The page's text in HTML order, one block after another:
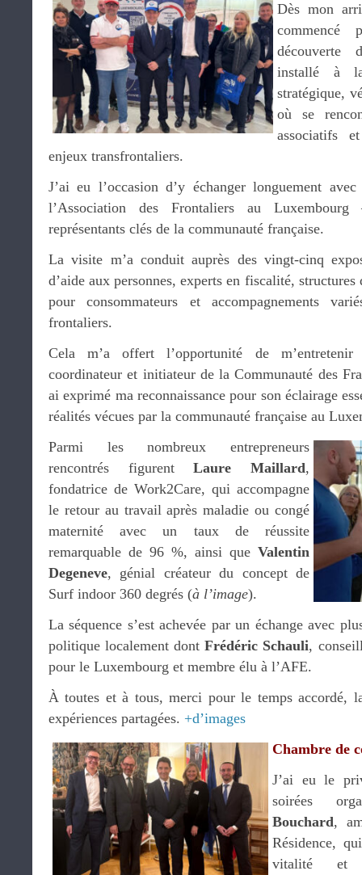
Dès mon
découverte
installé à
stratégique,
où se
associatifs
enjeux transfrontaliers.
J’ai eu l’occasion d’y échanger longuement
l’Association des Frontaliers au
représentants clés de la communauté française.
La visite m’a conduit auprès des vingt-cinq
d’aide aux personnes, experts en fiscalité,
pour consommateurs et accompagnements
frontaliers.
Cela m’a offert l’opportunité de
coordinateur et initiateur de la Communauté des
ai exprimé ma reconnaissance pour son éclairage
réalités vécues par la communauté française au
Parmi les nombreux entrepreneurs
rencontrés figurentLaure Maillard,
fondatrice de Work2Care, qui accompagne
le retour au travail après maladie ou congé
maternité avec un taux de réussite
remarquable de 96 %, ainsi que Valentin
Degeneve, génial créateur du concept de
Surf indoor 360 degrés (à l’image).
La séquence s’est achevée par un échange avec
politique localement dontFrédéric Schauli,
pour le Luxembourg et membre élu à l’AFE.
À toutes et à tous, merci pour le temps accordé,
expériences partagées. +d’images
Chambre de
J’ai eu le
soirées
Bouchard,
Résidence,
vitalité et